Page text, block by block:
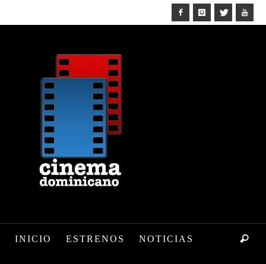
INICIO ESTRENOS NOTICIAS